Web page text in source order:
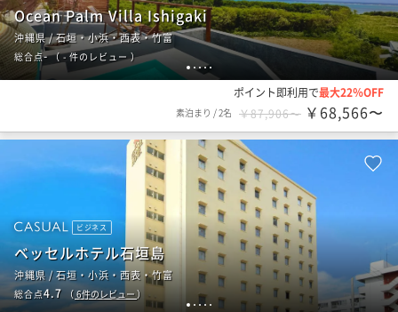
1 2345
Ocean Palm Villa Ishigaki
沖縄県 / 石垣・小浜・西表・竹富
総合点-（- 件のレビュー）
ポイント即利用で最大22％OFF
素泊まり /2名 ￥87,906〜 ￥68,566〜
1 2 3 4 5
ビジネス
ベッセルホテル石垣島
沖縄県 / 石垣・小浜・西表・竹富
総合点4.7 （6件のレビュー）